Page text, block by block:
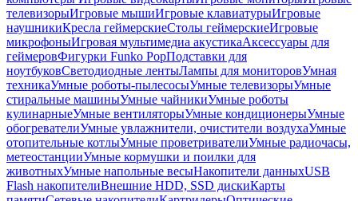
телевизорыИгровые мышиИгровые клавиатурыИгровые
наушникиКресла геймерскиеСтолы геймерскиеИгровые
микрофоныИгровая мультимедиа акустикаАксессуары для
геймеровФигурки Funko PopПодставки для
ноутбуковСветодиодные лентыЛампы для мониторовУмная
техникаУмные роботы-пылесосыУмные телевизорыУмные
стиральные машиныУмные чайникиУмные роботы
кулинарныеУмные вентиляторыУмные кондиционерыУмные
обогревателиУмные увлажнители, очистители воздухаУмные
отопительные котлыУмные проветривателиУмные радиочасы,
метеостанцииУмные кормушки и поилки для
животныхУмные напольные весыНакопители данныхUSB
Flash накопителиВнешние HDD, SSD дискиКарты